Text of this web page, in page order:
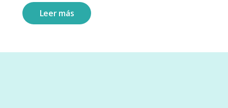
Leer más